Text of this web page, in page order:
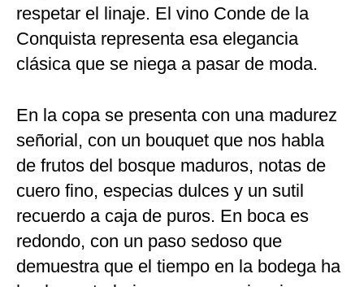
respetar el linaje. El vino Conde de la
Conquista representa esa elegancia
clásica que se niega a pasar de moda.
En la copa se presenta con una madurez
señorial, con un bouquet que nos habla
de frutos del bosque maduros, notas de
cuero fino, especias dulces y un sutil
recuerdo a caja de puros. En boca es
redondo, con un paso sedoso que
demuestra que el tiempo en la bodega ha